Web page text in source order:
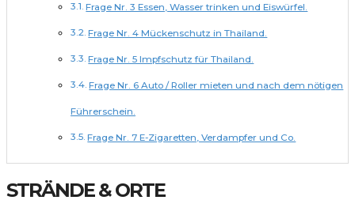
Frage Nr. 3 Essen, Wasser trinken und Eiswürfel.
Frage Nr. 4 Mückenschutz in Thailand.
Frage Nr. 5 Impfschutz für Thailand.
Frage Nr. 6 Auto / Roller mieten und nach dem nötigen
Führerschein.
Frage Nr. 7 E-Zigaretten, Verdampfer und Co.
STRÄNDE & ORTE